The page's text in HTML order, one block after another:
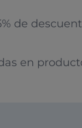
de
en